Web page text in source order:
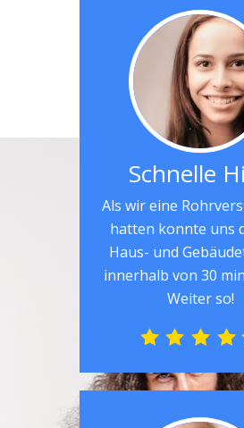
Schnelle
Als wir eine
hatten konnte uns
Haus- und
innerhalb von 30
Weiter so!